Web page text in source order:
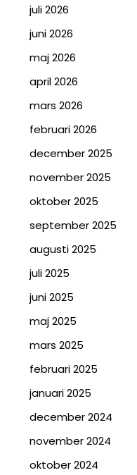
juli 2026
juni 2026
maj 2026
april 2026
mars 2026
februari 2026
december 2025
november 2025
oktober 2025
september 2025
augusti 2025
juli 2025
juni 2025
maj 2025
mars 2025
februari 2025
januari 2025
december 2024
november 2024
oktober 2024